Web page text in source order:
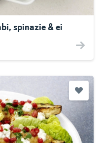
spinazie & ei